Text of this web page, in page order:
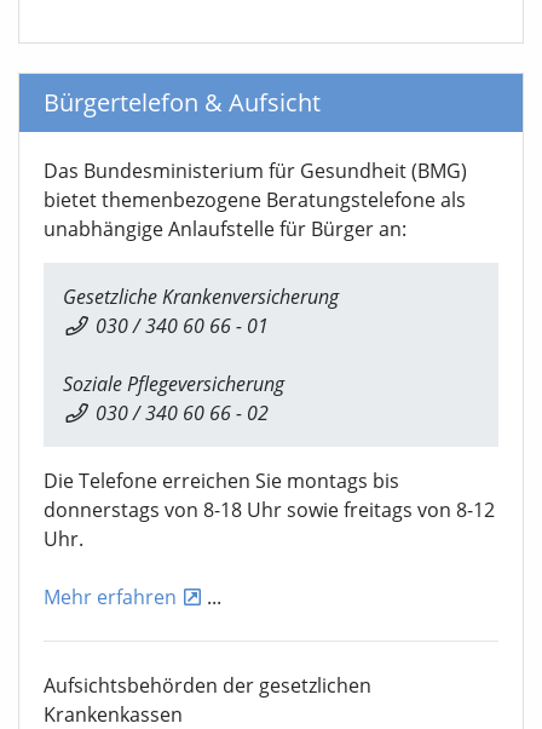
Bürgertelefon & Aufsicht
Das Bundesministerium für Gesundheit (BMG)
bietet themenbezogene Beratungstelefone als
unabhängige Anlaufstelle für Bürger an:
Gesetzliche Krankenversicherung
030 / 340 60 66 - 01
Soziale Pflegeversicherung
030 / 340 60 66 - 02
Die Telefone erreichen Sie montags bis
donnerstags von 8-18 Uhr sowie freitags von 8-12
Uhr.
Mehr erfahren ...
Aufsichtsbehörden der gesetzlichen
Krankenkassen